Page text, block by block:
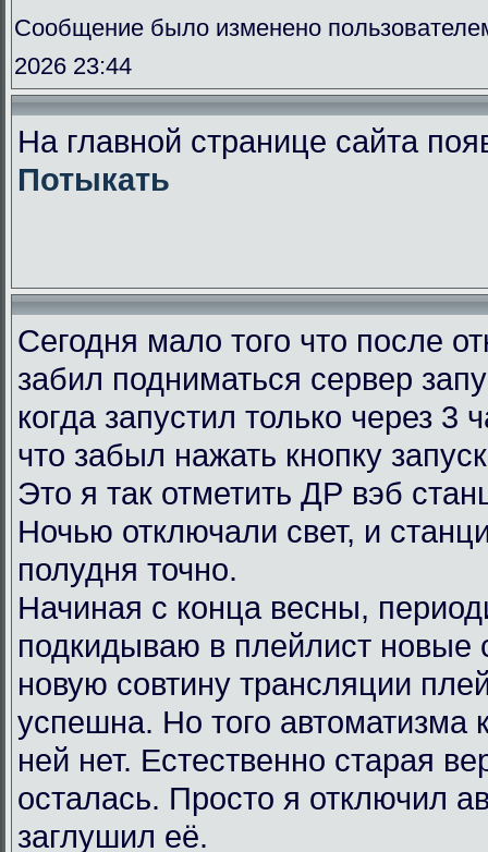
Сообщение было изменено
2026 23:44
На главной странице сайта
Потыкать
Сегодня мало того что после
забил подниматься сервер
когда запустил только через 3
что забыл нажать кнопку
Это я так отметить ДР вэб
Ночью отключали свет, и
полудня точно.
Начиная с конца весны,
подкидываю в плейлист новые
новую совтину трансляции
успешна. Но того автоматизма
ней нет. Естественно старая
осталась. Просто я отключил
заглушил её.